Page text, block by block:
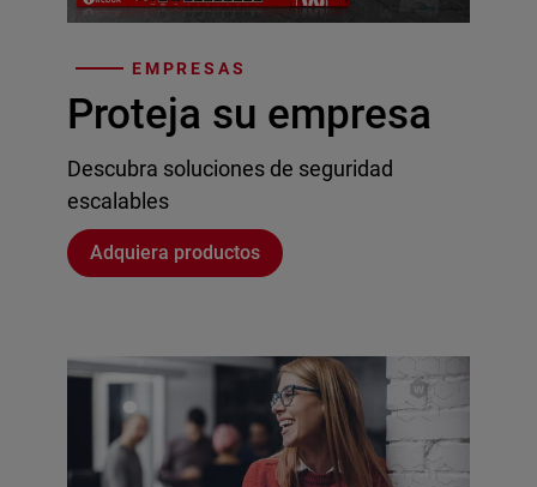
EMPRESAS
Proteja su empresa
Descubra soluciones de seguridad
escalables
Adquiera productos